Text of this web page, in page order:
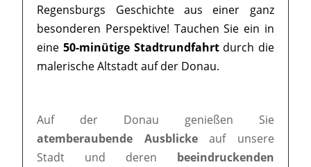
Regensburgs Geschichte aus einer ganz
besonderen Perspektive! Tauchen Sie ein in
eine 50-minütige Stadtrundfahrtdurch die
malerische Altstadt auf der Donau.
Auf der Donau genießen Sie
atemberaubende Ausblickeauf unsere
Stadt und deren beeindruckenden